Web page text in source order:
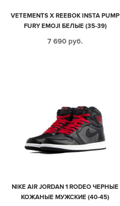
VETEMENTS X REEBOK INSTA PUMP
FURY EMOJI БЕЛЫЕ (35-39)
7 690 руб.
NIKE AIR JORDAN 1 RODEO ЧЕРНЫЕ
КОЖАНЫЕ МУЖСКИЕ (40-45)